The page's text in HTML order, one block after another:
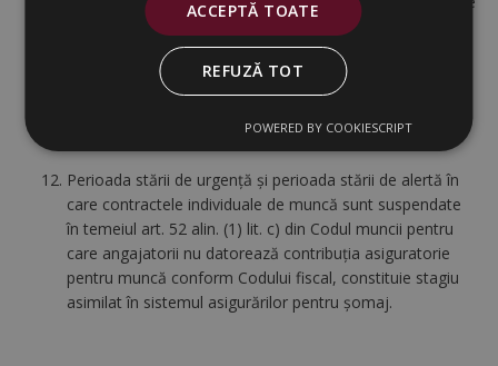
potrivit legii, se ia în calcul la stabilirea stagiului de
cotizare de minimum 12 luni în ultimele 24 de luni
premergătoare datei înregistrării cererii pentru
indemnizaţia de şomaj.
Perioada stării de urgenţă şi perioada stării de alertă în
care contractele individuale de muncă sunt suspendate
în temeiul art. 52 alin. (1) lit. c) din Codul muncii pentru
care angajatorii nu datorează contribuţia asiguratorie
pentru muncă conform Codului fiscal, constituie stagiu
asimilat în sistemul asigurărilor pentru şomaj.
ACCEPTĂ TOATE
REFUZĂ TOT
POWERED BY COOKIESCRIPT